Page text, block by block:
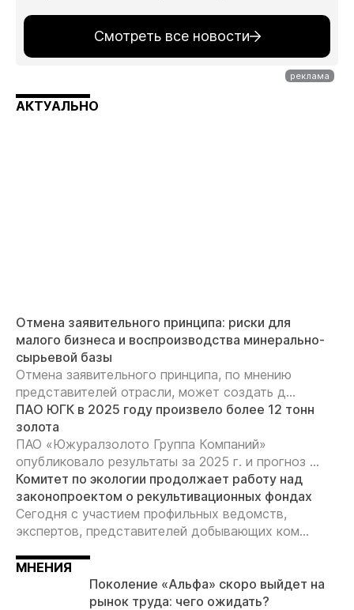
Смотреть все новости
АКТУАЛЬНО
Отмена заявительного принципа: риски для
малого бизнеса и воспроизводства минерально-
сырьевой базы
Отмена заявительного принципа, по мнению
представителей отрасли, может создать д...
ПАО ЮГК в 2025 году произвело более 12 тонн
золота
ПАО «Южуралзолото Группа Компаний»
опубликовало результаты за 2025 г. и прогноз ...
Комитет по экологии продолжает работу над
законопроектом о рекультивационных фондах
Сегодня с участием профильных ведомств,
экспертов, представителей добывающих ком...
МНЕНИЯ
Поколение «Альфа» скоро выйдет на
рынок труда: чего ожидать?